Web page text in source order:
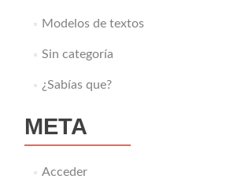
Modelos de textos
Sin categoría
¿Sabías que?
META
Acceder